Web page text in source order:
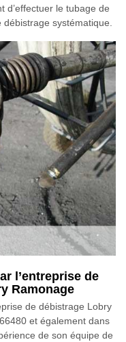
d’effectuer le tubage de
systématique.
l’entreprise de
Ramonage
de débistrage Lobry
et également dans
de son équipe de